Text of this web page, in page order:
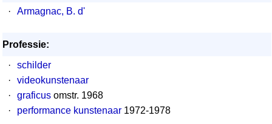
·
Armagnac, B. d'
Professie:
·
schilder
·
videokunstenaar
·
graficus omstr. 1968
·
performance kunstenaar 1972-1978